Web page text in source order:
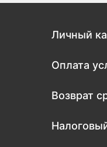
Личный
Оплата
Возврат